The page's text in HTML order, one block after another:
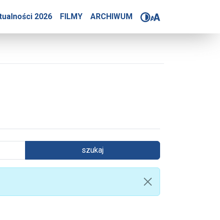
2026 FILMY ARCHIWUM
szukaj